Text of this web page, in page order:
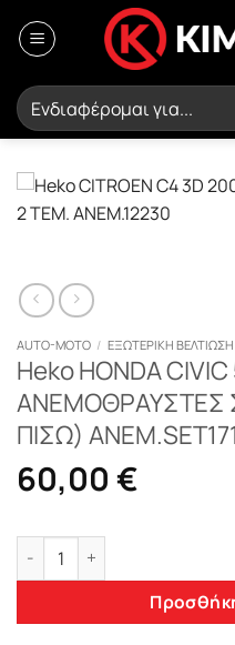
στο
Αναζήτηση
για:
AUTO-MOTO / ΕΞΩΤΕΡΙΚΗ ΒΕΛΤΙΩΣΗ
Heko HONDA
ΑΝΕΜΟΘΡΑΥΣΤΕΣ
ΠΙΣΩ)
60,00 €
Heko HONDA CIVIC 5D